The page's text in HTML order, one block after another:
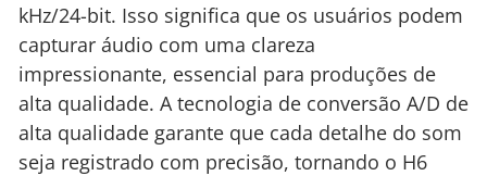
kHz/24-bit. Isso significa que os usuários podem
capturar áudio com uma clareza
impressionante, essencial para produções de
alta qualidade. A tecnologia de conversão A/D de
alta qualidade garante que cada detalhe do som
seja registrado com precisão, tornando o H6